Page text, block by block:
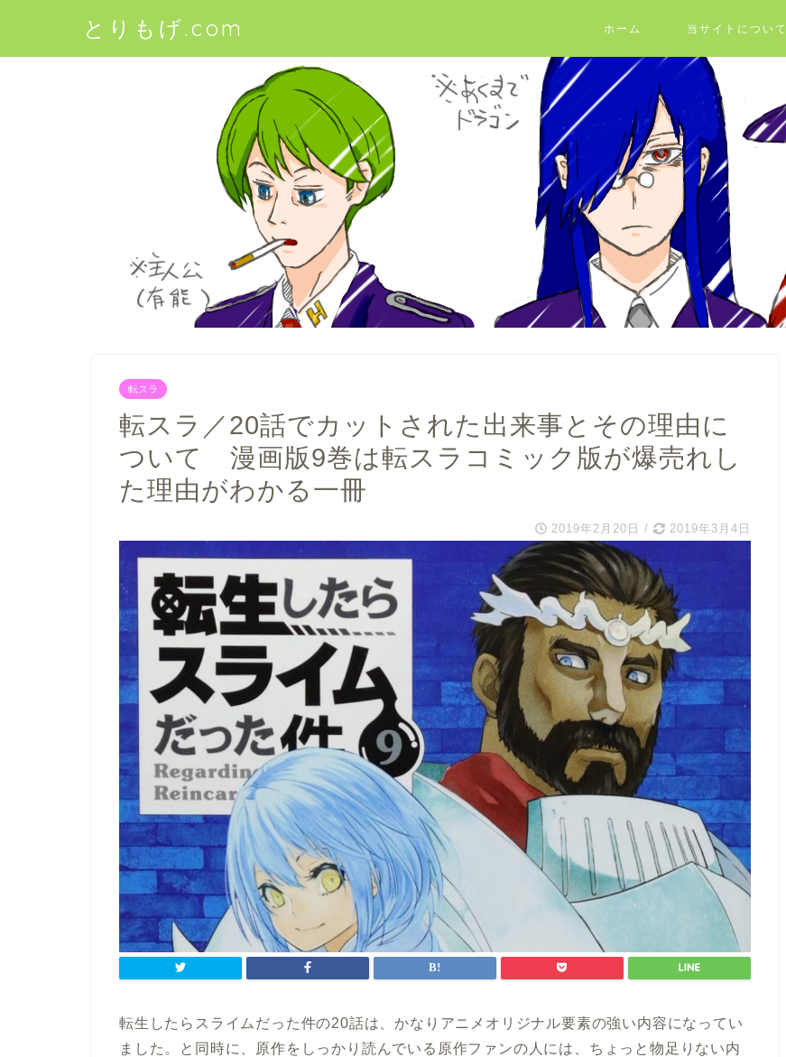
とりもげ.com ホーム 当サイトについて
転スラ
転スラ／20話でカットされた出来事とその理由に
ついて 漫画版9巻は転スラコミック版が爆売れし
た理由がわかる一冊
2019年2月20日 / 2019年3月4日
転生したらスライムだった件の20話は、かなりアニメオリジナル要素の強い内容になってい
ました。と同時に、原作をしっかり読んでいる原作ファンの人には、ちょっと物足りない内